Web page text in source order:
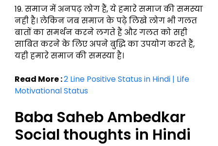
19. समाज में अनपढ़ लोग हैं, ये हमारे समाज की समस्या
नही है। लेकिन जब समाज के पढ़े लिखे लोग भी गलत
बातों का समर्थन करने लगते हैं और गलत को सही
साबित करने के लिए अपने बुद्धि का उपयोग करते हैं,
यही हमारे समाज की समस्या है।
Read More :2 Line Positive Status in Hindi | Life
Motivational Status
Baba Saheb Ambedkar
Social thoughts in Hindi